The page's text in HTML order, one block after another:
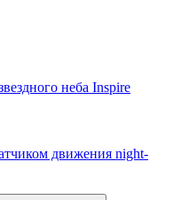
неба Inspire